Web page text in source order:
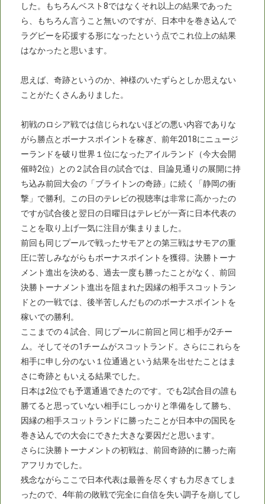
した。もちろんベスト8ではなくそれ以上の結果であった
ら、もちろん言うこと無いのですが、日本中を巻き込んで
ラグビーを応援する形になったという点でこれ位上の結果
はなかったと思います。
思えば、奇跡というのか、神様のいたずらとしか思えない
ことがたくさんありました。
初戦のロシア戦では信じられないほどの悪い内容でありな
がら勝点とボーナスポイントを稼ぎ、前年2018にニュージ
ーランドを破り世界１位になったアイルランド（今大会開
催時2位）との２試合目の試合では、目論見通りの展開に持
ち込み前回大会の「ブライトンの奇跡」に続く「静岡の衝
撃」で勝利。この日のテレビの視聴率は非常に高かったの
ですが試合後と翌日の日曜日はテレビが一斉に日本代表の
ことを取り上げ一気に注目が集まりました。
前回も同じプールで戦ったサモアとの第三戦はサモアの重
圧に苦しみながらもボーナスポイントを獲得。決勝トーナ
メント進出を決める、過去一度も勝ったことがなく、前回
決勝トーナメント進出を阻まれた因縁の相手スコットラン
ドとの一戦では、後半苦しんだもののボーナスポイントを
稼いでの勝利。
ここまでの４試合、同じプールに前回と同じ相手が2チー
ム。そしてその1チームがスコットランド。さらにこれらを
相手に申し分のない１位通過という結果を出せたことはま
さに奇跡ともいえる結果でした。
日本は2位でも予選通過できたのです。でも2試合目の誰も
勝てると思っていない相手にしっかりと準備をして勝ち、
因縁の相手スコットランドに勝ったことが日本中の国民を
巻き込んでの大会にできた大きな要因だと思います。
さらに決勝トーナメントの初戦は、前回奇跡的に勝った南
アフリカでした。
残念ながらここで日本代表は最善を尽くすも力尽きてしま
ったので、4年前の敗戦で完全に自信を失い調子を崩してし